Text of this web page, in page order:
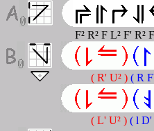
F² R² F L² F' R²
( R' U² ) ( R
( L' U² ) ( l D'